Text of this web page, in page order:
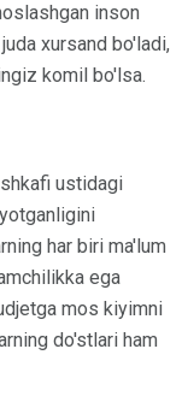
inson
xursand bo'ladi,
komil bo'lsa.
ustidagi
har biri ma'lum
ega
mos kiyimni
do'stlari ham